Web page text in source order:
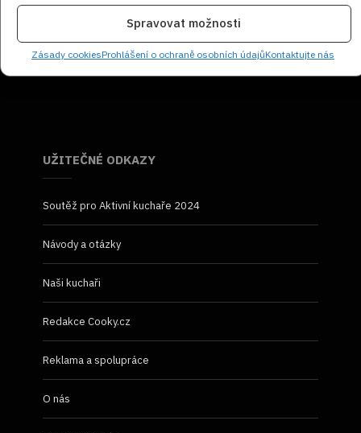
Spravovat možnosti
Zásady cookiesProhlášení o ochraně osobních údajůKontaktujte nás
NEZMEŠKEJTE ŽÁDNÝ RECEPT!
UŽITEČNÉ ODKAZY
Soutěž pro Aktivní kuchaře 2024
Návody a otázky
Naši kuchaři
Redakce Cooky.cz
Reklama a spolupráce
O nás